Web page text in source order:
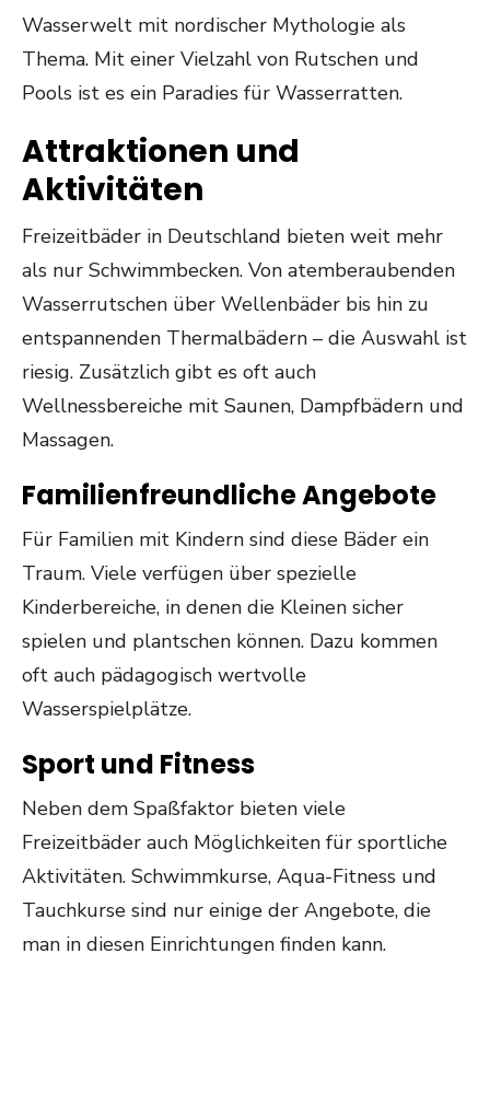
Wasserwelt mit nordischer Mythologie als
Thema. Mit einer Vielzahl von Rutschen und
Pools ist es ein Paradies für Wasserratten.
Attraktionen und
Aktivitäten
Freizeitbäder in Deutschland bieten weit mehr
als nur Schwimmbecken. Von atemberaubenden
Wasserrutschen über Wellenbäder bis hin zu
entspannenden Thermalbädern – die Auswahl ist
riesig. Zusätzlich gibt es oft auch
Wellnessbereiche mit Saunen, Dampfbädern und
Massagen.
Familienfreundliche Angebote
Für Familien mit Kindern sind diese Bäder ein
Traum. Viele verfügen über spezielle
Kinderbereiche, in denen die Kleinen sicher
spielen und plantschen können. Dazu kommen
oft auch pädagogisch wertvolle
Wasserspielplätze.
Sport und Fitness
Neben dem Spaßfaktor bieten viele
Freizeitbäder auch Möglichkeiten für sportliche
Aktivitäten. Schwimmkurse, Aqua-Fitness und
Tauchkurse sind nur einige der Angebote, die
man in diesen Einrichtungen finden kann.